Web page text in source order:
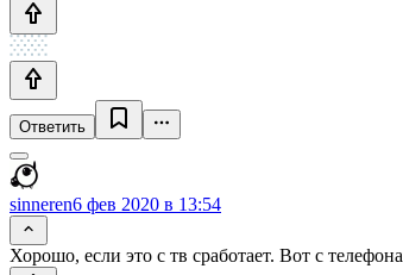
Ответить
sinneren6 фев 2020 в 13:54
Хорошо, если это с тв сработает. Вот с